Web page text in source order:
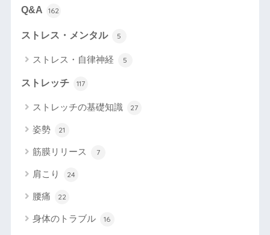
Q&A 162
ストレス・メンタル 5
ストレス・自律神経 5
ストレッチ 117
ストレッチの基礎知識 27
姿勢 21
筋膜リリース 7
肩こり 24
腰痛 22
身体のトラブル 16